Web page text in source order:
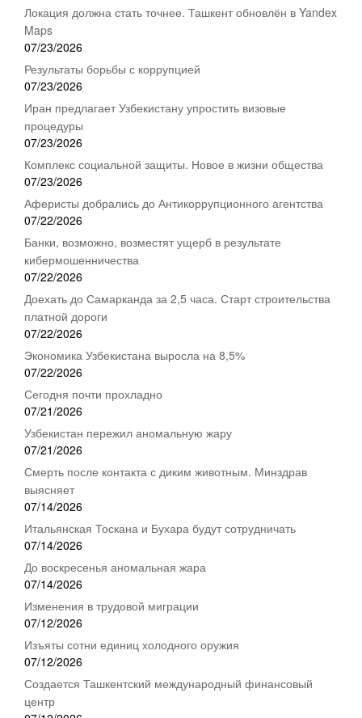
Локация должна стать точнее. Ташкент обновлён в Yandex
Maps
07/23/2026
Результаты борьбы с коррупцией
07/23/2026
Иран предлагает Узбекистану упростить визовые
процедуры
07/23/2026
Комплекс социальной защиты. Новое в жизни общества
07/23/2026
Аферисты добрались до Антикоррупционного агентства
07/22/2026
Банки, возможно, возместят ущерб в результате
кибермошенничества
07/22/2026
Доехать до Самарканда за 2,5 часа. Старт строительства
платной дороги
07/22/2026
Экономика Узбекистана выросла на 8,5%
07/22/2026
Сегодня почти прохладно
07/21/2026
Узбекистан пережил аномальную жару
07/21/2026
Смерть после контакта с диким животным. Минздрав
выясняет
07/14/2026
Итальянская Тоскана и Бухара будут сотрудничать
07/14/2026
До воскресенья аномальная жара
07/14/2026
Изменения в трудовой миграции
07/12/2026
Изъяты сотни единиц холодного оружия
07/12/2026
Создается Ташкентский международный финансовый
центр